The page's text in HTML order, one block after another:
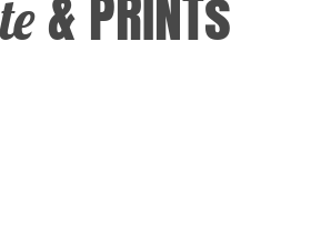
& PRINTs